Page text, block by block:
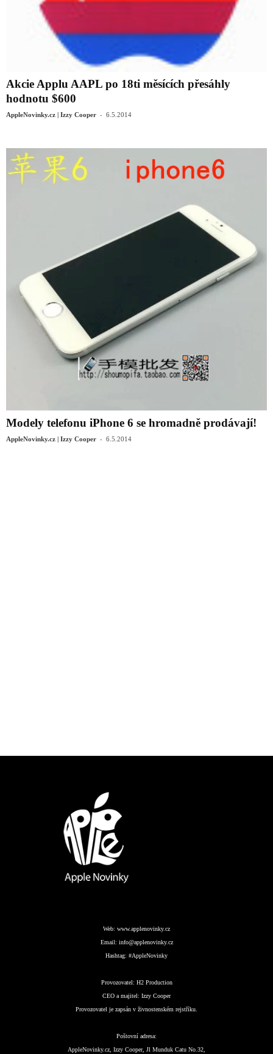
Akcie Applu AAPL po 18ti měsících přesáhly
hodnotu $600
AppleNovinky.cz | Izzy Cooper - 6.5.2014
Modely telefonu iPhone 6 se hromadně prodávají!
AppleNovinky.cz | Izzy Cooper - 6.5.2014
Web: www.applenovinky.cz
Email: info@applenovinky.cz
Hashtag: #AppleNovinky
Provozovatel: H2 Production
CEO a majitel: Izzy Cooper
Provozovatel je zapsán v živnostenském rejstříku.
Poštovní adresa:
AppleNovinky.cz, Izzy Cooper, Jl Munduk Catu No.32,